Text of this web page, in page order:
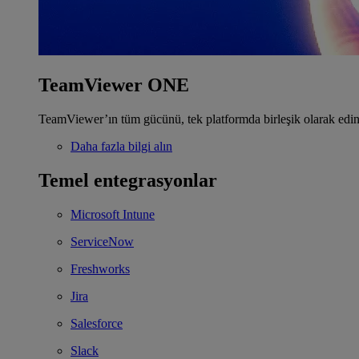
TeamViewer ONE
TeamViewer’ın tüm gücünü, tek platformda birleşik olarak
Daha fazla bilgi alın
Temel entegrasyonlar
Microsoft Intune
ServiceNow
Freshworks
Jira
Salesforce
Slack